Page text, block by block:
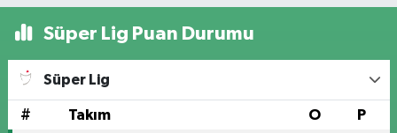
Süper Lig Puan Durumu
Süper Lig
# Takım O P